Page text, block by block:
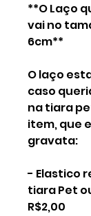
**O Laço
vai no
6cm**
O laço
caso
na tiara
item, que
gravata:
- Elastico
tiara Pet
R$2,00